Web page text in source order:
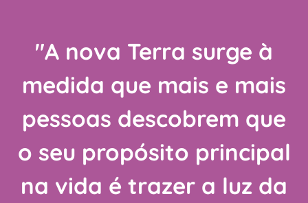
"A nova Terra surge à
medida que mais e mais
pessoas descobrem que
o seu propósito principal
na vida é trazer a luz da